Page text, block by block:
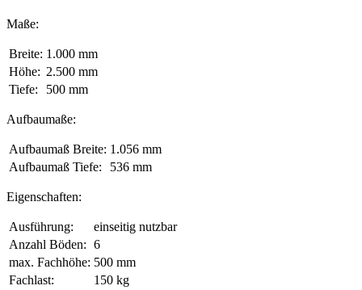
Maße:
Breite: 1.000 mm
Höhe: 2.500 mm
Tiefe:
500 mm
Aufbaumaße:
Aufbaumaß Breite: 1.056 mm
Aufbaumaß Tiefe:
536 mm
Eigenschaften:
Ausführung:
einseitig nutzbar
Anzahl Böden: 6
max. Fachhöhe: 500 mm
Fachlast:
150 kg